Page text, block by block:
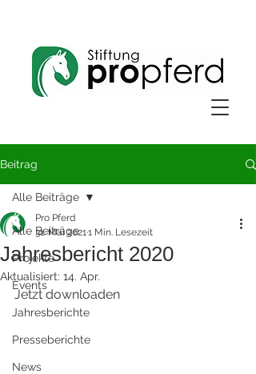
Beitrag
Alle Beiträge
Projekte
Events
Jahresberichte
Presseberichte
News
Alle Beiträge
Jahresbericht 2020
Pro Pferd
31. Mai 20211 Min. Lesezeit
Aktualisiert: 14. Apr.
Jetzt downloaden